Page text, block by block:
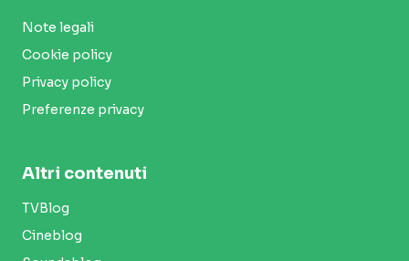
Note legali
Cookie policy
Privacy policy
Preferenze privacy
Altri contenuti
TVBlog
Cineblog